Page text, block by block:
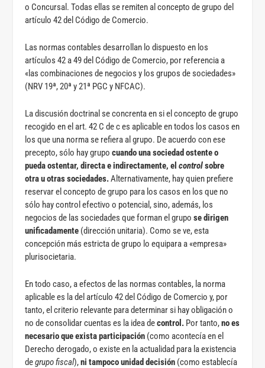
o Concursal. Todas ellas se remiten al concepto de grupo del
artículo 42 del Código de Comercio.
Las normas contables desarrollan lo dispuesto en los
artículos 42 a 49 del Código de Comercio, por referencia a
«las combinaciones de negocios y los grupos de sociedades»
(NRV 19ª, 20ª y 21ª PGC y NFCAC).
La discusión doctrinal se concrenta en si el concepto de grupo
recogido en el art. 42 C de c es aplicable en todos los casos en
los que una norma se refiera al grupo. De acuerdo con ese
precepto, sólo hay grupocuando una sociedad ostente o
pueda ostentar, directa e indirectamente, elcontrolsobre
otra u otras sociedades.Alternativamente, hay quien prefiere
reservar el concepto de grupo para los casos en los que no
sólo hay control efectivo o potencial, sino, además, los
negocios de las sociedades que forman el grupose dirigen
unificadamente (dirección unitaria). Como se ve, esta
concepción más estricta de grupo lo equipara a «empresa»
plurisocietaria.
En todo caso, a efectos de las normas contables, la norma
aplicable es la del artículo 42 del Código de Comercio y, por
tanto, el criterio relevante para determinar si hay obligación o
no de consolidar cuentas es la idea decontrol. Por tanto,no es
necesario que exista participación (como acontecía en el
Derecho derogado, o existe en la actualidad para la existencia
degrupo fiscal),ni tampoco unidad decisión (como establecía